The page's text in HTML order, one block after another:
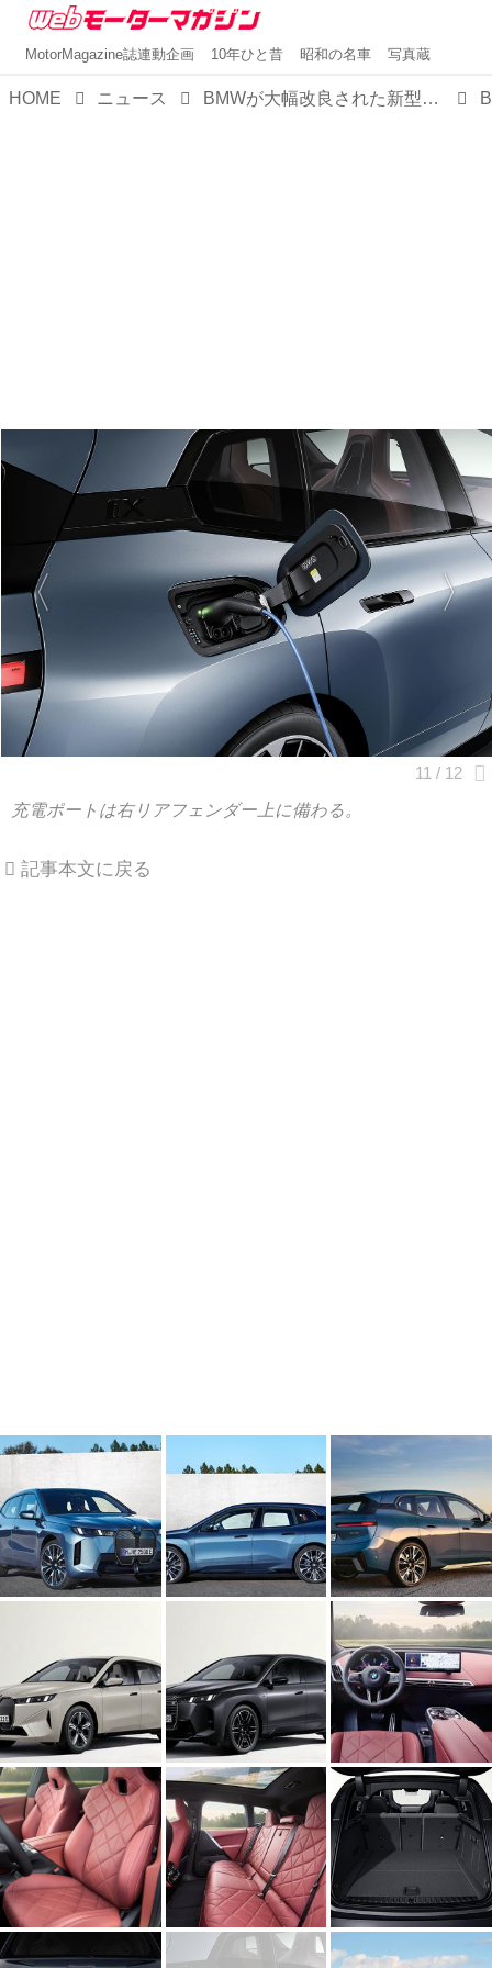
MotorMagazine誌連動企画 10年ひと昔 昭和の名車 写真蔵
HOME ニュース BMWが大幅改良された新型「iX」を発表。内外装を刷新し、パフォーマンスを向上
充電ポートは右リアフェンダー上に備わる。
記事本文に戻る